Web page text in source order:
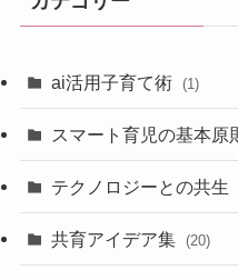
ai活用子育て術 (1)
スマート育児の基本原
テクノロジーとの共生
共育アイデア集 (20)